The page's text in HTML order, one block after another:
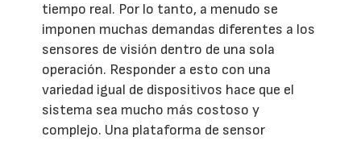
tiempo real. Por lo tanto, a menudo se
imponen muchas demandas diferentes a los
sensores de visión dentro de una sola
operación. Responder a esto con una
variedad igual de dispositivos hace que el
sistema sea mucho más costoso y
complejo. Una plataforma de sensor